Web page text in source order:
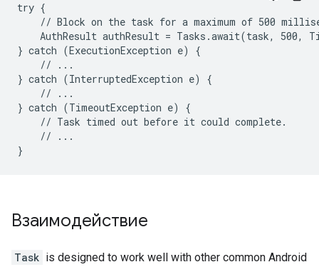
try {
// Block on the task for a maximum of 500
AuthResult authResult = Tasks.await(task, 500,
} catch (ExecutionException e) {
    // ...
} catch (InterruptedException e) {
    // ...
} catch (TimeoutException e) {
    // Task timed out before it could complete.
    // ...
}
Взаимодействие
Task is designed to work well with other common Android